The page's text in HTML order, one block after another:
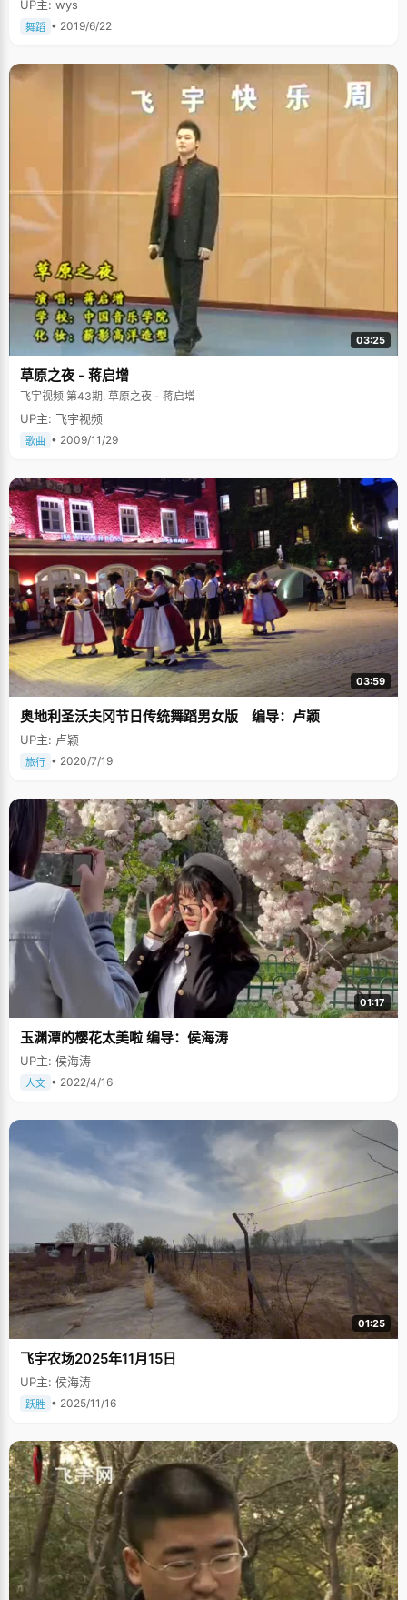
UP主: wys
舞蹈 • 2019/6/22
03:25
草原之夜 - 蒋启增
飞宇视频 第43期, 草原之夜 - 蒋启增
UP主: 飞宇视频
歌曲 • 2009/11/29
03:59
奥地利圣沃夫冈节日传统舞蹈男女版 编导：卢颖
UP主: 卢颖
旅行 • 2020/7/19
01:17
玉渊潭的樱花太美啦 编导：侯海涛
UP主: 侯海涛
人文 • 2022/4/16
01:25
飞宇农场2025年11月15日
UP主: 侯海涛
跃胜 • 2025/11/16